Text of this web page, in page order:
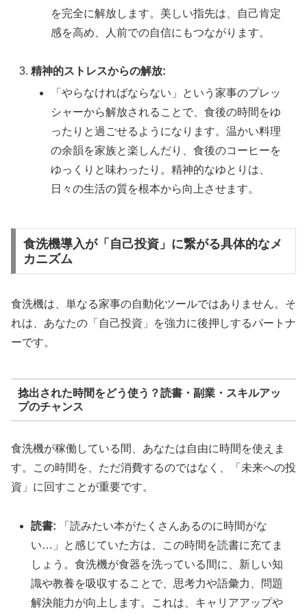
を完全に解放します。美しい指先は、自己肯定
感を高め、人前での自信にもつながります。
精神的ストレスからの解放:
「やらなければならない」という家事のプレッ
シャーから解放されることで、食後の時間をゆ
ったりと過ごせるようになります。温かい料理
の余韻を家族と楽しんだり、食後のコーヒーを
ゆっくりと味わったり。精神的なゆとりは、
日々の生活の質を根本から向上させます。
食洗機導入が「自己投資」に繋がる具体的なメ
カニズム
食洗機は、単なる家事の自動化ツールではありません。そ
れは、あなたの「自己投資」を強力に後押しするパートナ
ーです。
捻出された時間をどう使う？読書・副業・スキルアッ
プのチャンス
食洗機が稼働している間、あなたは自由に時間を使えま
す。この時間を、ただ消費するのではなく、「未来への投
資」に回すことが重要です。
読書: 「読みたい本がたくさんあるのに時間がな
い…」と感じていた方は、この時間を読書に充てま
しょう。食洗機が食器を洗っている間に、新しい知
識や教養を吸収することで、思考力や語彙力、問題
解決能力が向上します。これは、キャリアアップや